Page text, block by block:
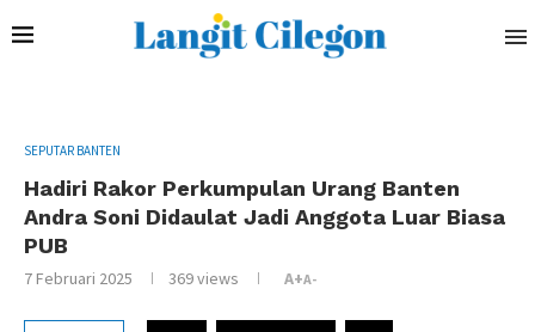
SEPUTAR BANTEN
Hadiri Rakor Perkumpulan Urang Banten
Andra Soni Didaulat Jadi Anggota Luar Biasa
PUB
7 Februari 2025 369views A+A-